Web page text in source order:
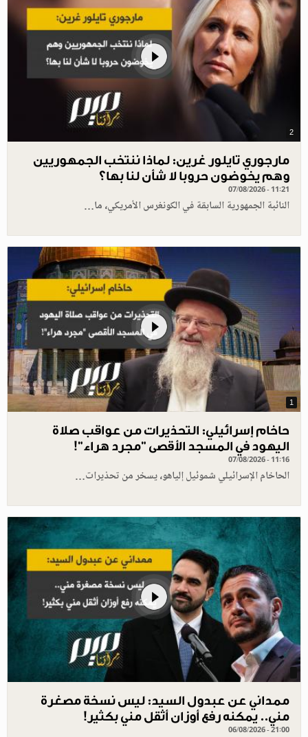
2
مارجوري تايلور غرين: لماذا ننتخب الجمهوريين
وهم يخوضون حروبا لا شأن لنا بها؟
07/08/2026 - 11:21
النائبة الجمهورية السابقة في الكونغرس الأمريكي، ما…
1
حاخام إسرائيلي: التحذيرات من عواقب صلاة
اليهود في المسجد الأقصى "مجرد هراء"!
07/08/2026 - 11:16
الحاخام الإسرائيلي شموئيل إلياهو، يسخر من تحذيرات…
ممداني عن عبدول السيد: ليس نسخة مصغرة
مني.. يمكنه رفع أوزان أثقل مني بكثير!
06/08/2026 - 21:00